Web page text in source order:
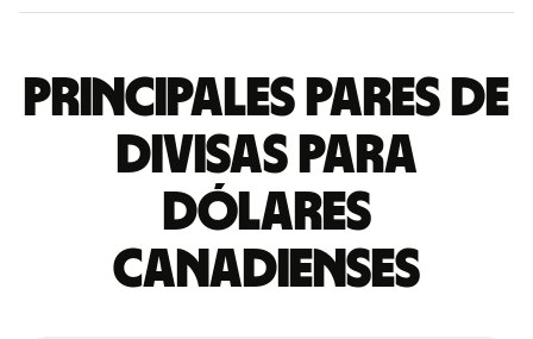
Principales pares de
divisas para
dólares
canadienses